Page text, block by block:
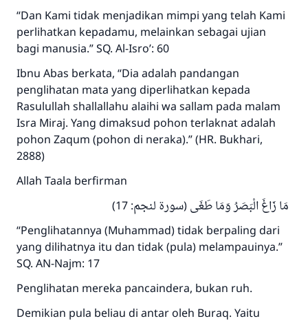
“Dan Kami tidak menjadikan mimpi yang telah Kami
perlihatkan kepadamu, melainkan sebagai ujian
bagi manusia.” SQ. Al-Isro’: 60
Ibnu Abas berkata, “Dia adalah pandangan
penglihatan mata yang diperlihatkan kepada
Rasulullah shallallahu alaihi wa sallam pada malam
Isra Miraj. Yang dimaksud pohon terlaknat adalah
pohon Zaqum (pohon di neraka).” (HR. Bukhari,
2888)
Allah Taala berfirman
مَا زَاغَ الْبَصَرُ وَمَا طَغَى (سورة لنجم: 17)
“Penglihatannya (Muhammad) tidak berpaling dari
yang dilihatnya itu dan tidak (pula) melampauinya.”
SQ. AN-Najm: 17
Penglihatan mereka pancaindera, bukan ruh.
Demikian pula beliau di antar oleh Buraq. Yaitu